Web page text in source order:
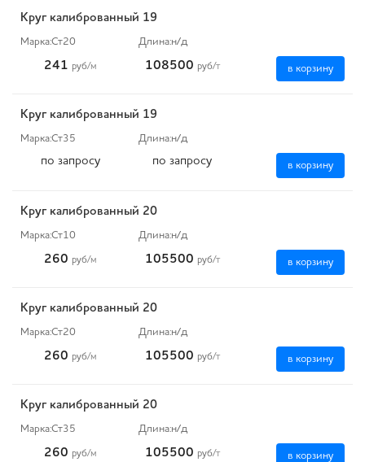
Круг калиброванный 19
Марка:Ст20 Длина:н/д
241 руб/м 108500 руб/т в корзину
Круг калиброванный 19
Марка:Ст35 Длина:н/д
по запросу по запросу в корзину
Круг калиброванный 20
Марка:Ст10 Длина:н/д
260 руб/м 105500 руб/т в корзину
Круг калиброванный 20
Марка:Ст20 Длина:н/д
260 руб/м 105500 руб/т в корзину
Круг калиброванный 20
Марка:Ст35 Длина:н/д
260 руб/м 105500 руб/т в корзину